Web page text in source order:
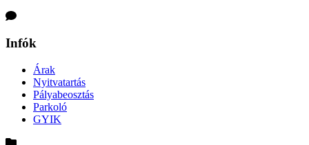
Infók
Árak
Nyitvatartás
Pályabeosztás
Parkoló
GYIK